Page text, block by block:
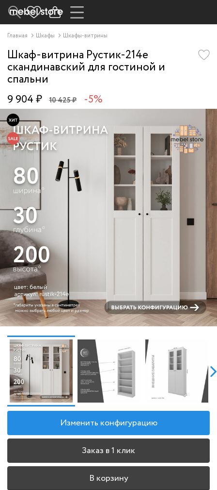
Главная Шкафы Шкафы-витрины
Шкаф-витрина Рустик-214e
скандинавский для гостиной и
спальни
9 904 ₽ 10 425 ₽ -5%
Изменить конфигурацию
Заказ в 1 клик
В корзину